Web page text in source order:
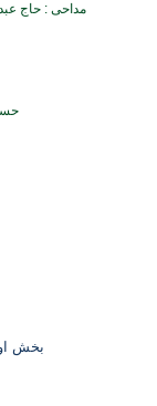
مداحی : حاج
بخش